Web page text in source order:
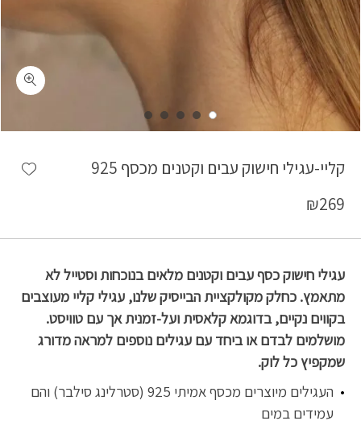
קליי-עגילי חישוק עבים וקטנים מכסף 925
₪269
עגילי חישוק כסף עבים וקטנים מלאים בנוכחות וסטייל לא
מתאמץ. כחלק מקולקציית הבייסיק שלנו, עגילי קליי מעוצבים
בקווים נקיים, בדוגמא קלאסית ועל-זמנית אך עם טוויסט.
מושלמים לבדם או ביחד עם עגילים נוספים למראה מדורג
שמקפיץ כל לוק.
העגילים מיוצרים מכסף אמיתי 925 (סטרלינג סילבר) והם
עמידים במים